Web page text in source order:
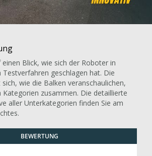
einen Blick, wie sich der Roboter in
geschlagen hat. Die
wie die Balken veranschaulichen,
Kategorien zusammen. Die detaillierte
aller Unterkategorien finden Sie am
BEWERTUNG